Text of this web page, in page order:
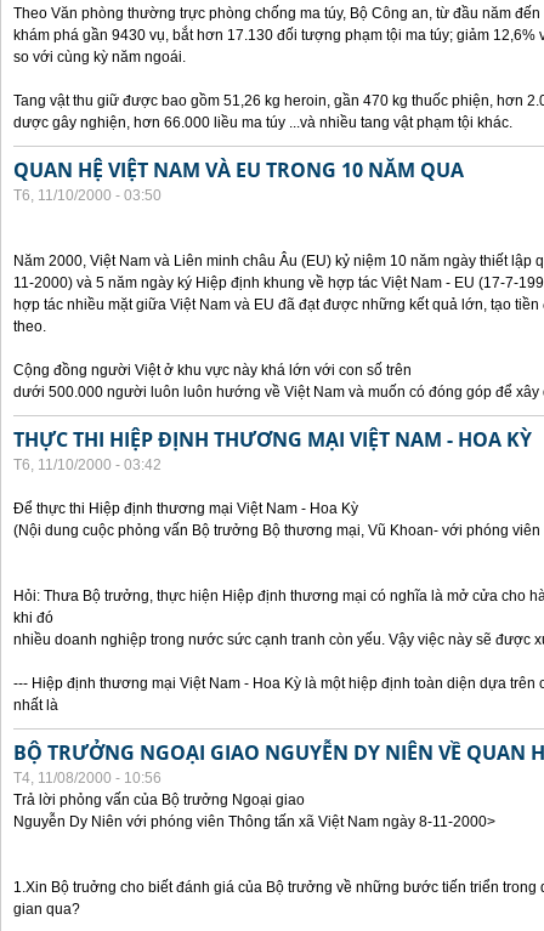
Theo Văn phòng thường trực phòng chống ma túy, Bộ Công an, từ đầu năm
khám phá gần 9430 vụ, bắt hơn 17.130 đối tượng phạm tội ma túy; giảm 12,6%
so với cùng kỳ năm ngoái.
Tang vật thu giữ được bao gồm 51,26 kg heroin, gần 470 kg thuốc phiện, hơn
dược gây nghiện, hơn 66.000 liều ma túy ...và nhiều tang vật phạm tội khác.
QUAN HỆ VIỆT NAM VÀ EU TRONG 10 NĂM QUA
T6, 11/10/2000 - 03:50
Năm 2000, Việt Nam và Liên minh châu Âu (EU) kỷ niệm 10 năm ngày thiết lập
11-2000) và 5 năm ngày ký Hiệp định khung về hợp tác Việt Nam - EU (17-7-
hợp tác nhiều mặt giữa Việt Nam và EU đã đạt được những kết quả lớn, tạo
theo.
Cộng đồng người Việt ở khu vực này khá lớn với con số trên
dưới 500.000 người luôn luôn hướng về Việt Nam và muốn có đóng góp để
THỰC THI HIỆP ĐỊNH THƯƠNG MẠI VIỆT NAM - HOA KỲ
T6, 11/10/2000 - 03:42
Để thực thi Hiệp định thương mại Việt Nam - Hoa Kỳ
(Nội dung cuộc phỏng vấn Bộ trưởng Bộ thương mại, Vũ Khoan- với phóng
Hỏi: Thưa Bộ trưởng, thực hiện Hiệp định thương mại có nghĩa là mở cửa cho
khi đó
nhiều doanh nghiệp trong nước sức cạnh tranh còn yếu. Vậy việc này sẽ được
--- Hiệp định thương mại Việt Nam - Hoa Kỳ là một hiệp định toàn diện dựa trên
nhất là
BỘ TRƯỞNG NGOẠI GIAO NGUYỄN DY NIÊN VỀ QUAN
T4, 11/08/2000 - 10:56
Trả lời phỏng vấn của Bộ trưởng Ngoại giao
Nguyễn Dy Niên với phóng viên Thông tấn xã Việt Nam ngày 8-11-2000>
1.Xin Bộ truởng cho biết đánh giá của Bộ trưởng về những bước tiến triển trong
gian qua?